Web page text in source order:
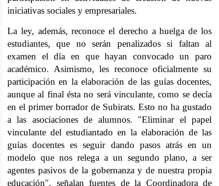
iniciativas sociales y empresariales.
La ley, además, reconoce el derecho a huelga de los
estudiantes, que no serán penalizados si faltan al
examen el día en que hayan convocado un paro
académico. Asimismo, les reconoce oficialmente su
participación en la elaboración de las guías docentes,
aunque al final ésta no será vinculante, como se decía
en el primer borrador de Subirats. Esto no ha gustado
a las asociaciones de alumnos. "Eliminar el papel
vinculante del estudiantado en la elaboración de las
guías docentes es seguir dando pasos atrás en un
modelo que nos relega a un segundo plano, a ser
agentes pasivos de la gobernanza y de nuestra propia
educación", señalan fuentes de la Coordinadora de